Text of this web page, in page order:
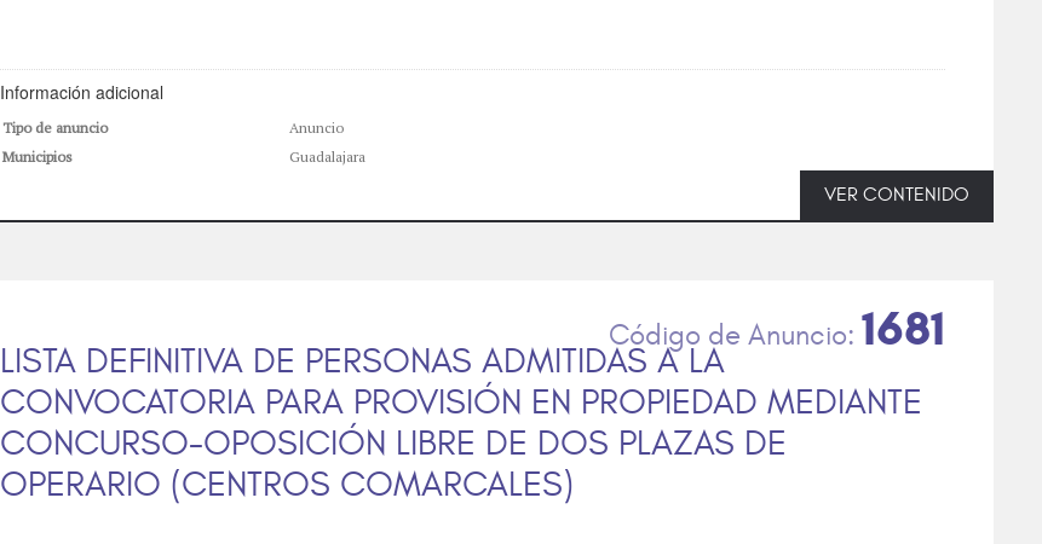
Información adicional
Tipo de anuncio
Anuncio
Municipios
Guadalajara
VER CONTENIDO
LISTA DEFINITIVA DE PERSONAS ADMITIDAS A LA
CONVOCATORIA PARA PROVISIÓN EN PROPIEDAD MEDIANTE
CONCURSO-OPOSICIÓN LIBRE DE DOS PLAZAS DE
OPERARIO (CENTROS COMARCALES)
1681